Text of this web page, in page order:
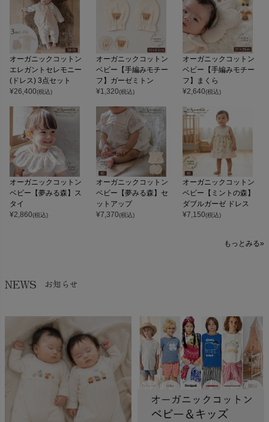
オーガニックコットン
エレガントセレモニー
(ドレス) 3点セット
¥26,400(税込)
オーガニックコットン
ベビー【手編みモチー
フ】ガーゼミトン
¥1,320(税込)
オーガニックコットン
ベビー【手編みモチー
フ】まくら
¥2,640(税込)
オーガニックコットン
ベビー【夢みる森】ス
タイ
¥2,860(税込)
オーガニックコットン
ベビー【夢みる森】セ
ットアップ
¥7,370(税込)
オーガニックコットン
ベビー【ミントの森】
ダブルガーゼ ドレス
¥7,150(税込)
もっとみる»
NEWS お知らせ